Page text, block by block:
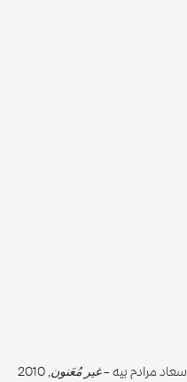
سعاد مرادم بيه –غير مُعَنون, 2010